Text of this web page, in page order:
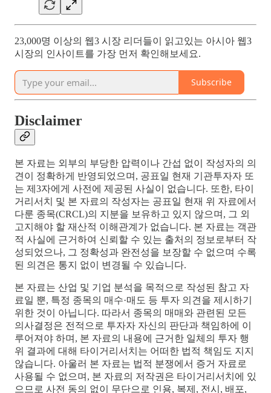
23,000명 이상의 웹3 시장 리더들이 읽고있는 아시아 웹3
시장의 인사이트를 가장 먼저 확인해보세요.
Subscribe
Disclaimer
본 자료는 외부의 부당한 압력이나 간섭 없이 작성자의 의
견이 정확하게 반영되었으며, 공표일 현재 기관투자자 또
는 제3자에게 사전에 제공된 사실이 없습니다. 또한, 타이
거리서치 및 본 자료의 작성자는 공표일 현재 위 자료에서
다룬 종목(CRCL)의 지분을 보유하고 있지 않으며, 그 외
고지해야 할 재산적 이해관계가 없습니다. 본 자료는 객관
적 사실에 근거하여 신뢰할 수 있는 출처의 정보로부터 작
성되었으나, 그 정확성과 완전성을 보장할 수 없으며 수록
된 의견은 통지 없이 변경될 수 있습니다.
본 자료는 산업 및 기업 분석을 목적으로 작성된 참고 자
료일 뿐, 특정 종목의 매수·매도 등 투자 의견을 제시하기
위한 것이 아닙니다. 따라서 종목의 매매와 관련된 모든
의사결정은 전적으로 투자자 자신의 판단과 책임하에 이
루어져야 하며, 본 자료의 내용에 근거한 일체의 투자 행
위 결과에 대해 타이거리서치는 어떠한 법적 책임도 지지
않습니다. 아울러 본 자료는 법적 분쟁에서 증거 자료로
사용될 수 없으며, 본 자료의 저작권은 타이거리서치에 있
으므로 사전 동의 없이 무단으로 인용, 복제, 전시, 배포,